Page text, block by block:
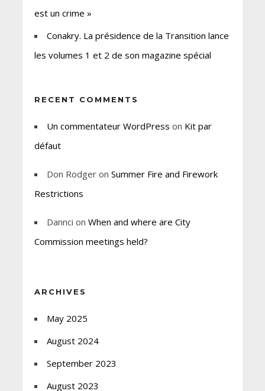
est un crime »
Conakry. La présidence de la Transition lance
les volumes 1 et 2 de son magazine spécial
RECENT COMMENTS
Un commentateur WordPress on Kit par
défaut
Don Rodgeron Summer Fire and Firework
Restrictions
Dannci on When and where are City
Commission meetings held?
ARCHIVES
May 2025
August 2024
September 2023
August 2023